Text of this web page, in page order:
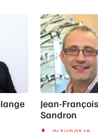
Jean-
François
Sandron
Jean-François
Sandron